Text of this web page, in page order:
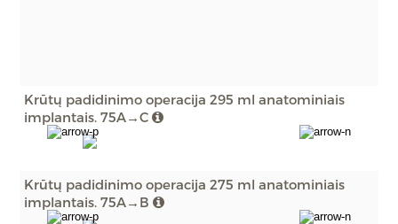
Krūtų padidinimo operacija 295 ml anatominiais
implantais. 75A→C
Krūtų padidinimo operacija 275 ml anatominiais
implantais. 75A→B